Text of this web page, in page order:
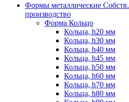
Формы металлические Собств.
производство
Форма Кольцо
Кольца, h20 мм
Кольца, h30 мм
Кольца, h40 мм
Кольца, h45 мм
Кольца, h50 мм
Кольца, h60 мм
Кольца, h70 мм
Кольца, h80 мм